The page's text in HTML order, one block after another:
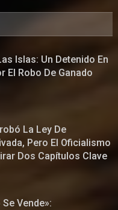
Islas: Un Detenido En
El Robo De Ganado
La Ley De
Pero El Oficialismo
Dos Capítulos Clave
Vende»: